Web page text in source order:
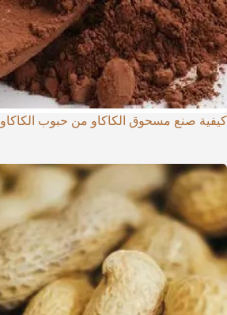
كيفية صنع مسحوق الكاكاو من حبوب الكاكاو